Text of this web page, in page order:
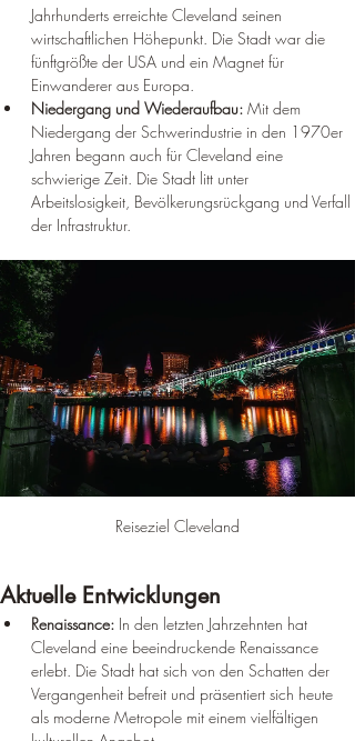
Jahrhunderts erreichte Cleveland seinen
wirtschaftlichen Höhepunkt. Die Stadt war die
fünftgrößte der USA und ein Magnet für
Einwanderer aus Europa.
Niedergang und Wiederaufbau: Mit dem
Niedergang der Schwerindustrie in den 1970er
Jahren begann auch für Cleveland eine
schwierige Zeit. Die Stadt litt unter
Arbeitslosigkeit, Bevölkerungsrückgang und Verfall
der Infrastruktur.
Reiseziel Cleveland
Aktuelle Entwicklungen
Renaissance: In den letzten Jahrzehnten hat
Cleveland eine beeindruckende Renaissance
erlebt. Die Stadt hat sich von den Schatten der
Vergangenheit befreit und präsentiert sich heute
als moderne Metropole mit einem vielfältigen